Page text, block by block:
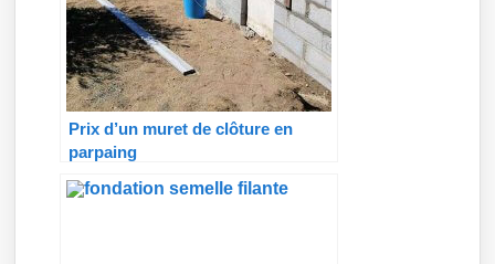
Prix d’un muret de clôture en
parpaing